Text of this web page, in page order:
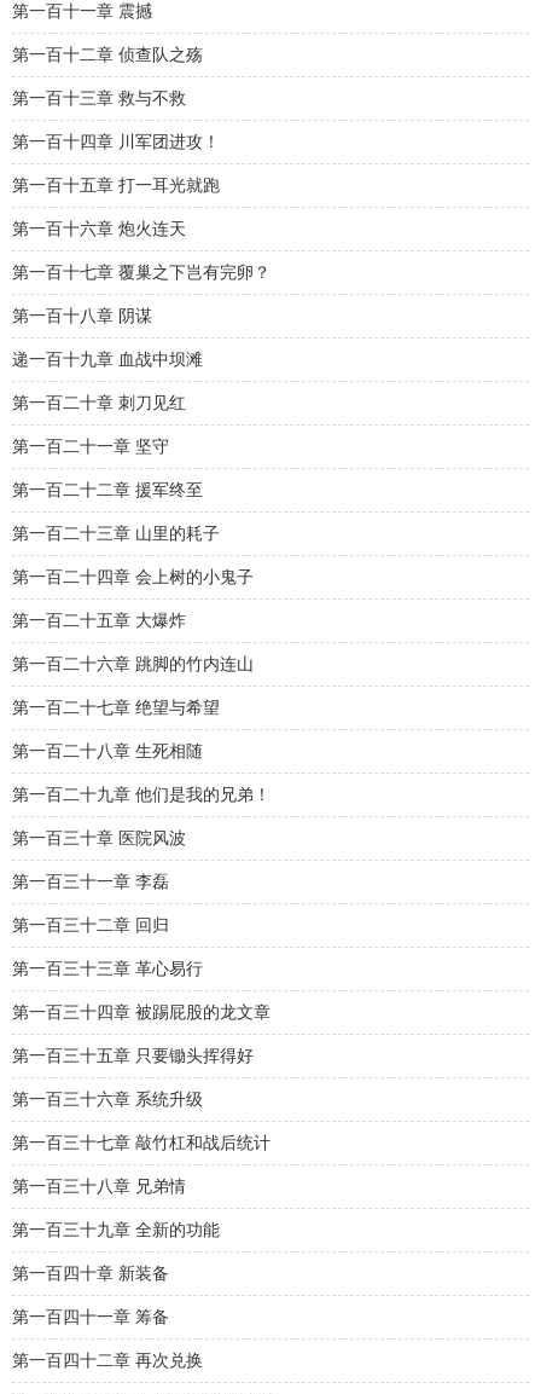
第一百十一章 震撼
第一百十二章 侦查队之殇
第一百十三章 救与不救
第一百十四章 川军团进攻！
第一百十五章 打一耳光就跑
第一百十六章 炮火连天
第一百十七章 覆巢之下岂有完卵？
第一百十八章 阴谋
递一百十九章 血战中坝滩
第一百二十章 刺刀见红
第一百二十一章 坚守
第一百二十二章 援军终至
第一百二十三章 山里的耗子
第一百二十四章 会上树的小鬼子
第一百二十五章 大爆炸
第一百二十六章 跳脚的竹内连山
第一百二十七章 绝望与希望
第一百二十八章 生死相随
第一百二十九章 他们是我的兄弟！
第一百三十章 医院风波
第一百三十一章 李磊
第一百三十二章 回归
第一百三十三章 革心易行
第一百三十四章 被踢屁股的龙文章
第一百三十五章 只要锄头挥得好
第一百三十六章 系统升级
第一百三十七章 敲竹杠和战后统计
第一百三十八章 兄弟情
第一百三十九章 全新的功能
第一百四十章 新装备
第一百四十一章 筹备
第一百四十二章 再次兑换